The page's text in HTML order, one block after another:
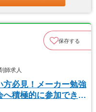
保存する
師求人
方必見！メーカー勉強
積極的に参加できま